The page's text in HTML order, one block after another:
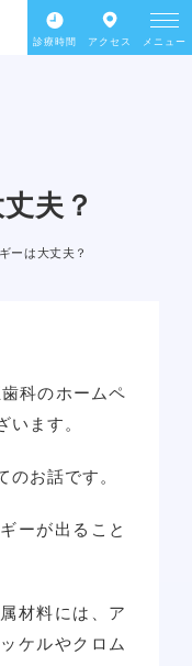
診療時間 アクセス メニュー
夫？
ーは大丈夫？
科のホームペ
います。
お話です。
ーが出ること
材料には、ア
ケルやクロム